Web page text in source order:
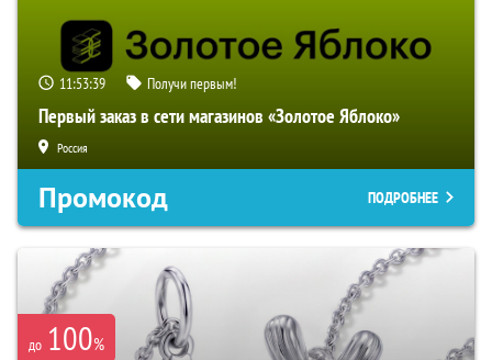
11:53:38 Получи первым!
Первый заказ в сети магазинов «Золотое Яблоко»
Россия
Промокод ПОДРОБНЕЕ
до 100%